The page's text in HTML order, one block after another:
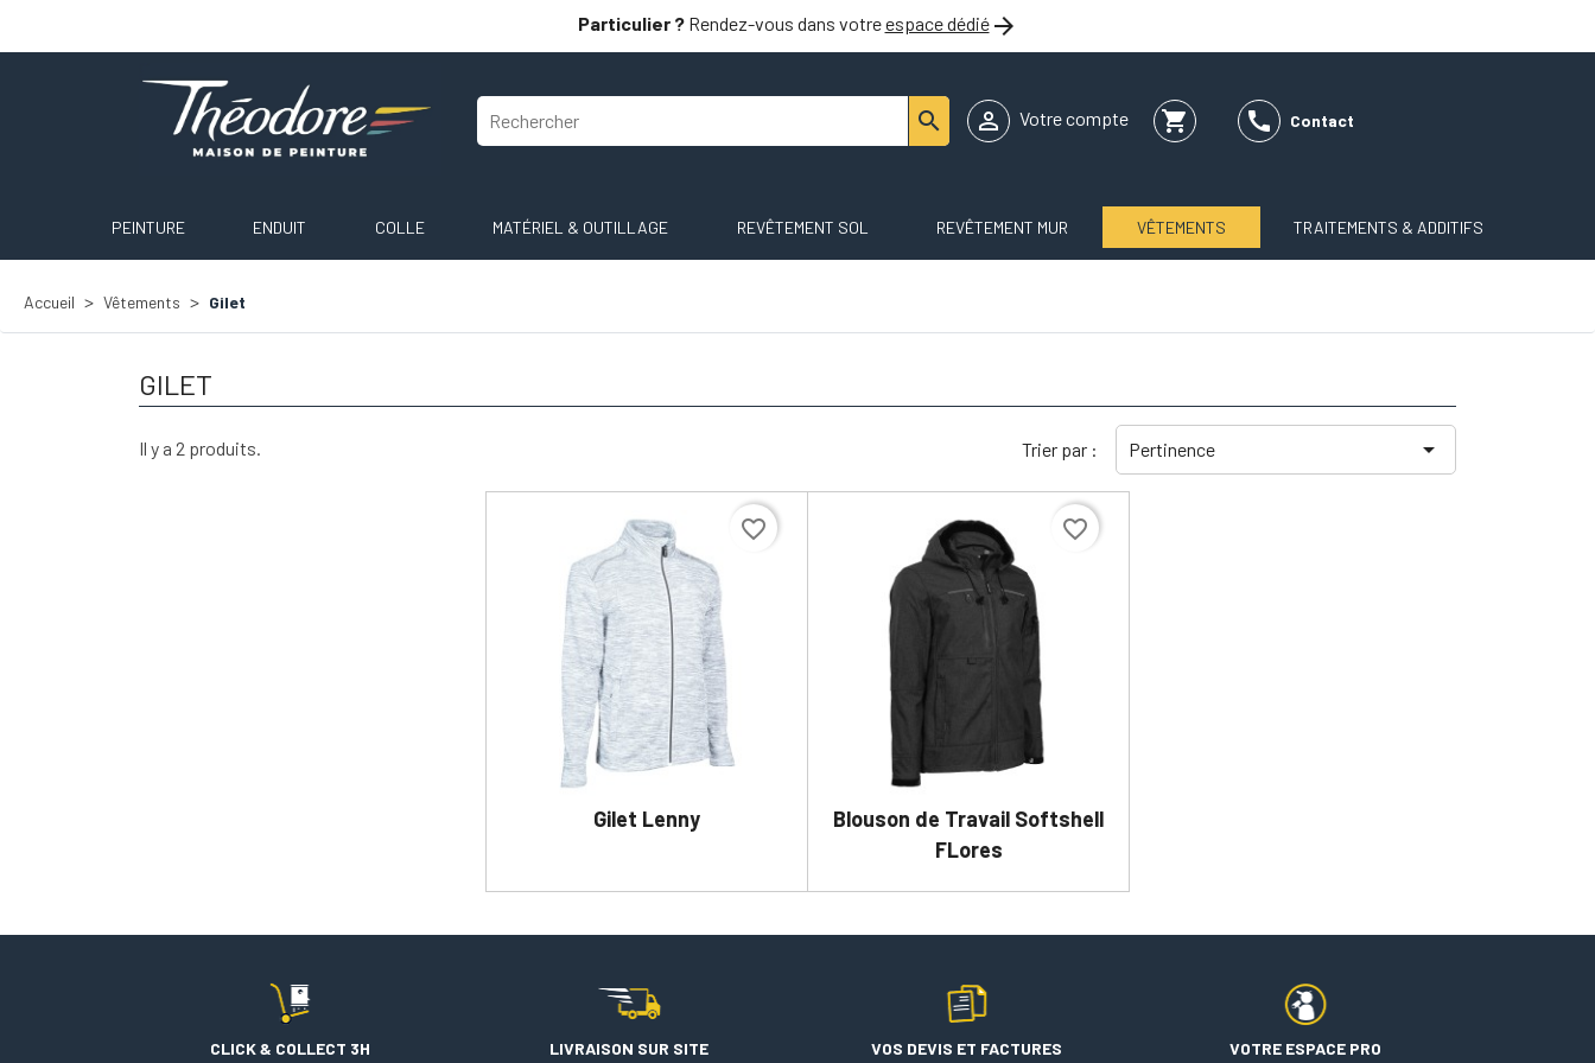
Particulier ?Rendez-vous dans votreespace dédié
  Votre compte shopping_cart  Contact
PEINTURE ENDUIT COLLE MATÉRIEL & OUTILLAGE REVÊTEMENT SOL REVÊTEMENT MUR VÊTEMENTS TRAITEMENTS & ADDITIFS
Accueil Vêtements Gilet
GILET
Il y a 2 produits. Trier par : Pertinence 
Gilet Lenny
DÉTAILS
favorite_border
Blouson de Travail Softshell
FLores
DÉTAILS
favorite_border
CLICK & COLLECT 3H LIVRAISON SUR SITE VOS DEVIS ET FACTURES VOTRE ESPACE PRO